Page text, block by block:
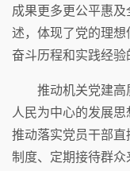
成果更多更公平惠
述，体现了党的理
奋斗历程和实践经验
推动机关党建高
人民为中心的发展思
推动落实党员干部
制度、定期接待群众